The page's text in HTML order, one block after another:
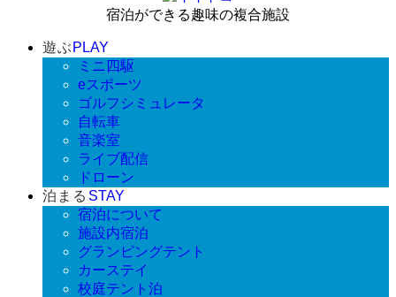
宿泊ができる趣味の複合施設
遊ぶ PLAY
ミニ四駆
eスポーツ
ゴルフシミュレータ
自転車
音楽室
ライブ配信
ドローン
泊まる STAY
宿泊について
施設内宿泊
グランピングテント
カーステイ
校庭テント泊